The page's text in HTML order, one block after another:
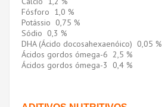
Fósforo 1,0 %
Potássio 0,75 %
Sódio 0,3 %
DHA (Ácido docosahexaenóico) 0,05 %
Ácidos gordos ómega-6 2,5 %
Ácidos gordos ómega-3 0,4 %